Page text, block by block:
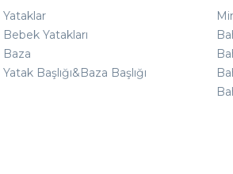
Yataklar
Bebek Yatakları
Baza
Yatak Başlığı&Baza Başlığı